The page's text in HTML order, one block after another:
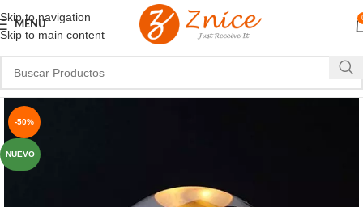
Skip to navigation
Skip to main content
MENU
-50%
NUEVO